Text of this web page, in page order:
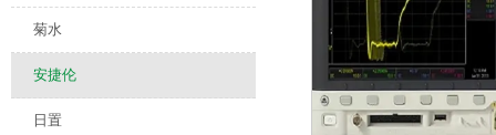
菊水
安捷伦
日置